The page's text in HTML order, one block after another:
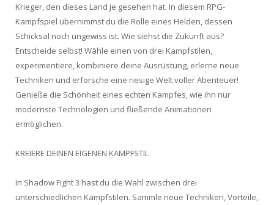
Krieger, den dieses Land je gesehen hat. In diesem RPG-
Kampfspiel übernimmst du die Rolle eines Helden, dessen
Schicksal noch ungewiss ist. Wie siehst die Zukunft aus?
Entscheide selbst! Wähle einen von drei Kampfstilen,
experimentiere, kombiniere deine Ausrüstung, erlerne neue
Techniken und erforsche eine riesige Welt voller Abenteuer!
Genieße die Schönheit eines echten Kampfes, wie ihn nur
modernste Technologien und fließende Animationen
ermöglichen.
KREIERE DEINEN EIGENEN KAMPFSTIL
In Shadow Fight 3 hast du die Wahl zwischen drei
unterschiedlichen Kampfstilen. Sammle neue Techniken, Vorteile,